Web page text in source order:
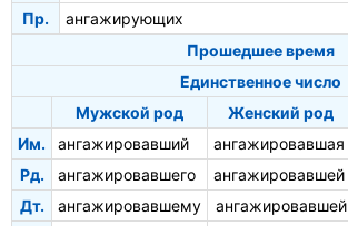
Пр.
ангажирующих
Прошедшее время
Единственное число
Мужской род
Женский род
Им.
ангажировавший ангажировавшая
Рд.
ангажировавшего ангажировавшей
Дт.
ангажировавшему ангажировавшей